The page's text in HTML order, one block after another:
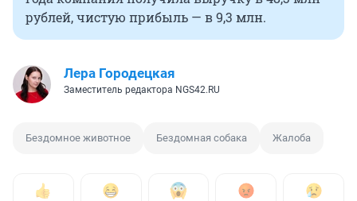
рублей, чистую прибыль — в 9,3 млн.
Лера Городецкая
Заместитель редактора NGS42.RU
Бездомное животное Бездомная собака Жалоба